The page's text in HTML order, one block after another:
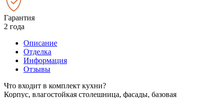
Гарантия
2 года
Описание
Отделка
Информация
Отзывы
Что входит в комплект кухни?
Корпус, влагостойкая столешница, фасады, базовая